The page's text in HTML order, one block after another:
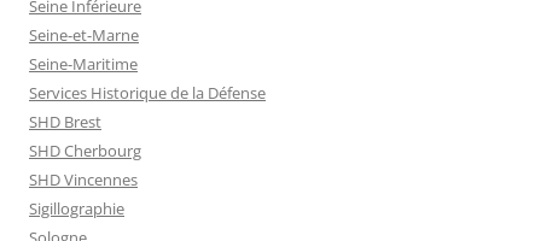
Seine Inférieure
Seine-et-Marne
Seine-Maritime
Services Historique de la Défense
SHD Brest
SHD Cherbourg
SHD Vincennes
Sigillographie